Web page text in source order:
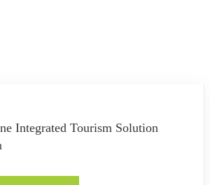
Integrated Tourism Solution